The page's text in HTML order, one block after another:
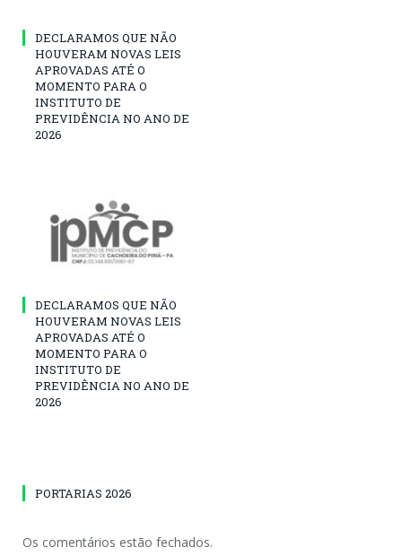
DECLARAMOS QUE NÃO
HOUVERAM NOVAS LEIS
APROVADAS ATÉ O
MOMENTO PARA O
INSTITUTO DE
PREVIDÊNCIA NO ANO DE
2026
DECLARAMOS QUE NÃO
HOUVERAM NOVAS LEIS
APROVADAS ATÉ O
MOMENTO PARA O
INSTITUTO DE
PREVIDÊNCIA NO ANO DE
2026
PORTARIAS 2026
Os comentários estão fechados.